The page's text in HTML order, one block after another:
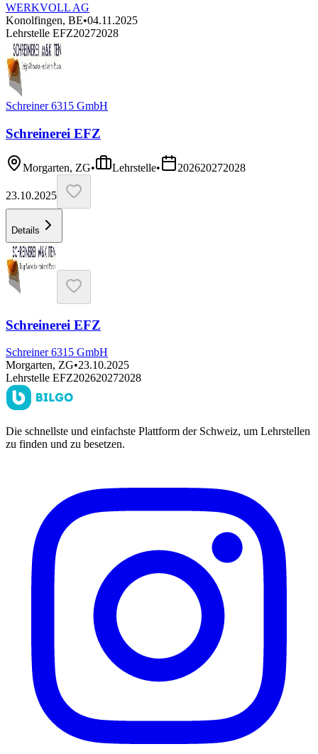
WERKVOLL AG
Konolfingen, BE•04.11.2025
Lehrstelle EFZ20272028
Schreiner 6315 GmbH
Schreinerei EFZ
Morgarten, ZG• Lehrstelle• 202620272028
23.10.2025
Details
Schreinerei EFZ
Schreiner 6315 GmbH
Morgarten, ZG•23.10.2025
Lehrstelle EFZ202620272028
Die schnellste und einfachste Plattform der Schweiz, um Lehrstellen
zu finden und zu besetzen.